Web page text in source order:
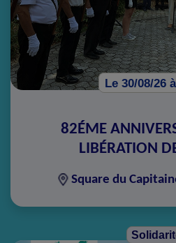
Le 30/08/26
82ÉME
LIBÉRATION
Square du